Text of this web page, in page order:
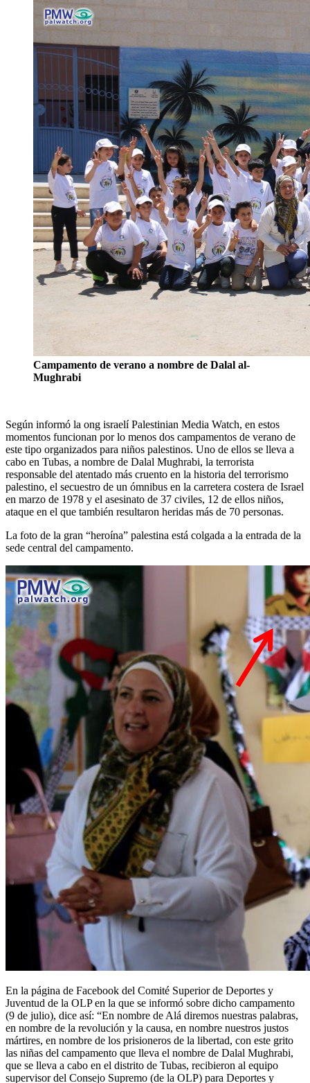
Campamento de verano a nombre de Dalal al-
Mughrabi
Según informó la ong israelí Palestinian Media Watch, en estos
momentos funcionan por lo menos dos campamentos de verano de
este tipo organizados para niños palestinos. Uno de ellos se lleva a
cabo en Tubas, a nombre de Dalal Mughrabi, la terrorista
responsable del atentado más cruento en la historia del terrorismo
palestino, el secuestro de un ómnibus en la carretera costera de Israel
en marzo de 1978 y el asesinato de 37 civiles, 12 de ellos niños,
ataque en el que también resultaron heridas más de 70 personas.
La foto de la gran “heroína” palestina está colgada a la entrada de la
sede central del campamento.
En la página de Facebook del Comité Superior de Deportes y
Juventud de la OLP en la que se informó sobre dicho campamento
(9 de julio), dice así: “En nombre de Alá diremos nuestras palabras,
en nombre de la revolución y la causa, en nombre nuestros justos
mártires, en nombre de los prisioneros de la libertad, con este grito
las niñas del campamento que lleva el nombre de Dalal Mughrabi,
que se lleva a cabo en el distrito de Tubas, recibieron al equipo
supervisor del Consejo Supremo (de la OLP) para Deportes y